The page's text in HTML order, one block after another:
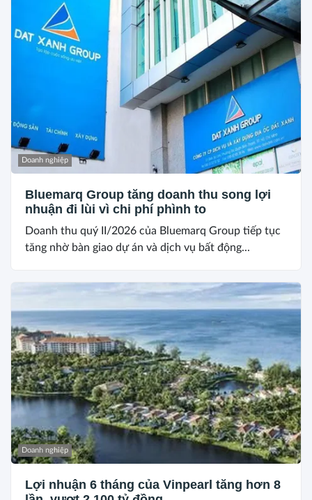
Doanh nghiệp
Bluemarq Group tăng doanh thu song lợi
nhuận đi lùi vì chi phí phình to
Doanh thu quý II/2026 của Bluemarq Group tiếp tục
tăng nhờ bàn giao dự án và dịch vụ bất động...
Doanh nghiệp
Lợi nhuận 6 tháng của Vinpearl tăng hơn 8